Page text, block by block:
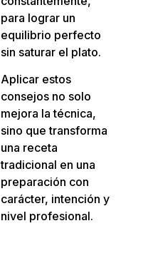
para lograr un
equilibrio perfecto
sin saturar el plato.
Aplicar estos
consejos no solo
mejora la técnica,
sino que transforma
una receta
tradicional en una
preparación con
carácter, intención y
nivel profesional.